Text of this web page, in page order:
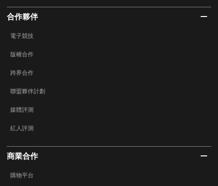
合作夥伴
電子競技
版權合作
跨界合作
聯盟夥伴計劃
媒體評測
紅人評測
商業合作
購物平台